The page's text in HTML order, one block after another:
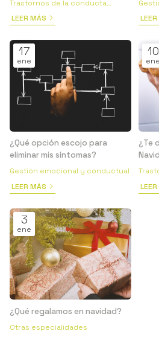
Trastornos de la conducta
alimentaria
LEER MÁS
17
ene
¿Qué opción escojo para
eliminar mis síntomas?
Gestión emocional y conductual
LEER MÁS
10
ene
¿Te
3
ene
¿Qué regalamos en navidad?
Otras especialidades